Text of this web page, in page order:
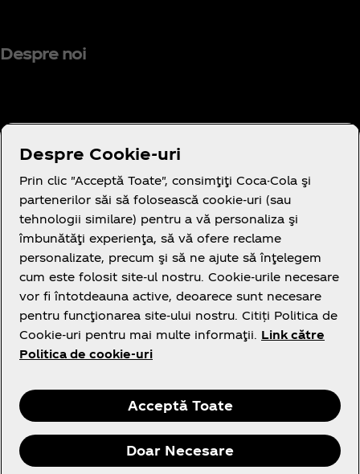
Despre noi
Aveți nevoie de ajutor?
Legal
Despre Cookie-uri
Prin clic "Acceptă Toate", consimţiţi Coca-Cola şi
partenerilor săi să folosească cookie-uri (sau
tehnologii similare) pentru a vă personaliza şi
îmbunătăţi experienţa, să vă ofere reclame
personalizate, precum şi să ne ajute să înţelegem
cum este folosit site-ul nostru. Cookie-urile necesare
vor fi întotdeauna active, deoarece sunt necesare
pentru funcţionarea site-ului nostru. Citiți Politica de
Cookie-uri pentru mai multe informaţii. Link către
Politica de cookie-uri
Acceptă Toate
Doar Necesare